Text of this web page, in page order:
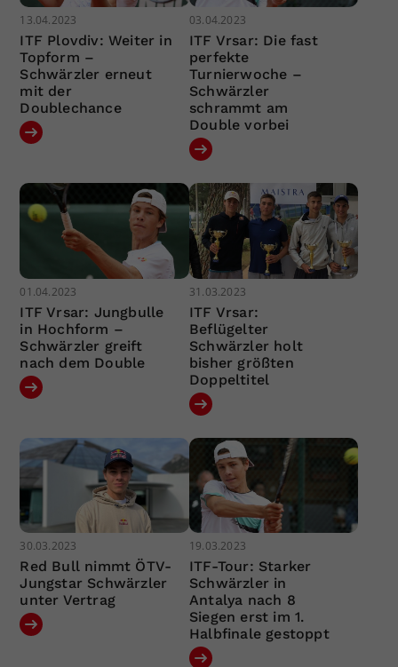
13.04.2023
ITF Plovdiv: Weiter in
Topform –
Schwärzler erneut
mit der
Doublechance
03.04.2023
ITF Vrsar: Die fast
perfekte
Turnierwoche –
Schwärzler
schrammt am
Double vorbei
01.04.2023
ITF Vrsar: Jungbulle
in Hochform –
Schwärzler greift
nach dem Double
31.03.2023
ITF Vrsar:
Beflügelter
Schwärzler holt
bisher größten
Doppeltitel
30.03.2023
Red Bull nimmt ÖTV-
Jungstar Schwärzler
unter Vertrag
19.03.2023
ITF-Tour: Starker
Schwärzler in
Antalya nach 8
Siegen erst im 1.
Halbfinale gestoppt